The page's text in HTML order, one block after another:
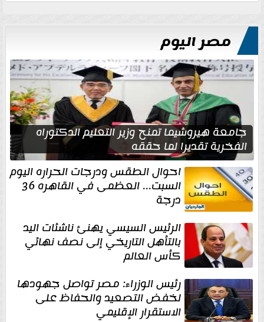
مصر اليوم
جامعة هيروشيما تمنح وزير التعليم الدكتوراه
الفخرية تقديرا لما حققه
احوال الطقس ودرجات الحراره اليوم
السبت... العظمى في القاهره 36
درجة
الرئيس السيسي يهنئ ناشئات اليد
بالتأهل التاريخي إلى نصف نهائي
كأس العالم
رئيس الوزراء: مصر تواصل جهودها
لخفض التصعيد والحفاظ على
الاستقرار الإقليمي